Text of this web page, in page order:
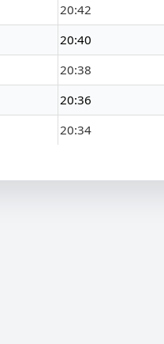
20:42
20:40
20:38
20:36
20:34